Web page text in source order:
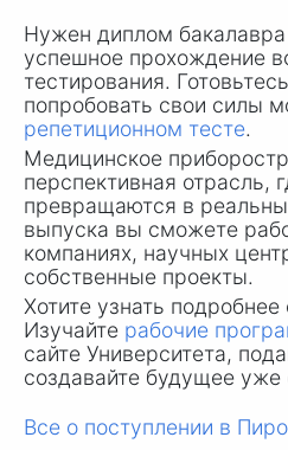
Нужен диплом
успешное прохождение
тестирования.
попробовать свои силы
репетиционном тесте.
Медицинское
перспективная отрасль,
превращаются в
выпуска вы сможете
компаниях, научных
собственные проекты.
Хотите узнать
Изучайте рабочие
сайте Университета,
создавайте будущее уже
Все о поступлении в